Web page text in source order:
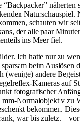
“Backpacker” näherten
Naturschauspiel.
schauten wir
der alle paar
ins Meer fiel.
Ich hatte nur zu
beim Auslösen
(wenige) andere
Kameras auf
fotografischer
Normalobjektiv zu
bekommen.
war bis zuletzt –